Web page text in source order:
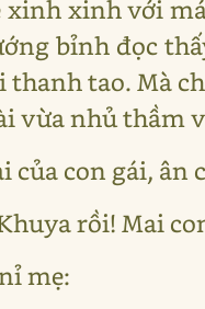
xinh xinh với
bỉnh đọc
tao. Mà
vừa nhủ thầm
của con gái, ân
rồi! Mai
mẹ: